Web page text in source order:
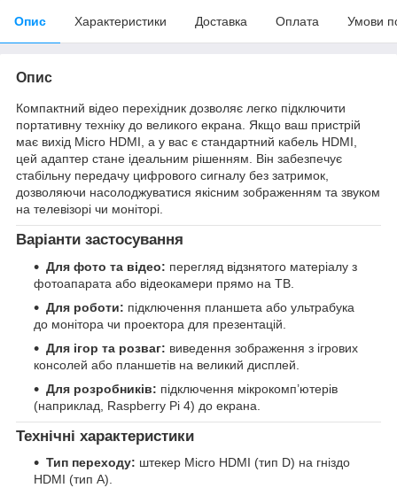
Опис Характеристики Доставка Оплата Умови
Опис
Компактний відео перехідник дозволяє легко підключити
портативну техніку до великого екрана. Якщо ваш пристрій
має вихід Micro HDMI, а у вас є стандартний кабель HDMI,
цей адаптер стане ідеальним рішенням. Він забезпечує
стабільну передачу цифрового сигналу без затримок,
дозволяючи насолоджуватися якісним зображенням та звуком
на телевізорі чи моніторі.
Варіанти застосування
Для фото та відео: перегляд відзнятого матеріалу з
фотоапарата або відеокамери прямо на ТВ.
Для роботи: підключення планшета або ультрабука
до монітора чи проектора для презентацій.
Для ігор та розваг: виведення зображення з ігрових
консолей або планшетів на великий дисплей.
Для розробників: підключення мікрокомп’ютерів
(наприклад, Raspberry Pi 4) до екрана.
Технічні характеристики
Тип переходу: штекер Micro HDMI (тип D) на гніздо
HDMI (тип A).